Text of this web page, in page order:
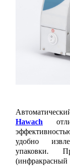
Hawach
удобно
упаковки.